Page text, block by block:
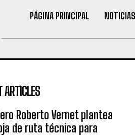
PÁGINA PRINCIPAL
ARTICLES
Roberto Vernet plantea
de ruta técnica para